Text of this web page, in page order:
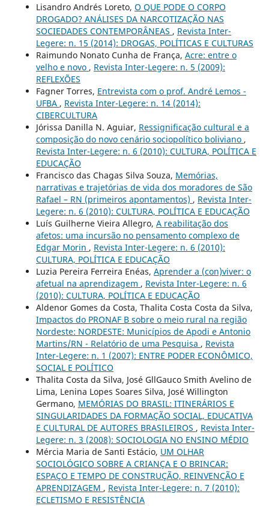
Lisandro Andrés Loreto, O QUE PODE O CORPO
DROGADO? ANÁLISES DA NARCOTIZAÇÃO NAS
SOCIEDADES CONTEMPORÂNEAS , Revista Inter-
Legere: n. 15 (2014): DROGAS, POLÍTICAS E CULTURAS
Raimundo Nonato Cunha de França, Acre: entre o
velho e novo , Revista Inter-Legere: n. 5 (2009):
REFLEXÕES
Fagner Torres, Entrevista com o prof. André Lemos -
UFBA , Revista Inter-Legere: n. 14 (2014):
CIBERCULTURA
Jórissa Danilla N. Aguiar, Ressignificação cultural e a
composição do novo cenário sociopolítico boliviano ,
Revista Inter-Legere: n. 6 (2010): CULTURA, POLÍTICA E
EDUCAÇÃO
Francisco das Chagas Silva Souza, Memórias,
narrativas e trajetórias de vida dos moradores de São
Rafael – RN (primeiros apontamentos) , Revista Inter-
Legere: n. 6 (2010): CULTURA, POLÍTICA E EDUCAÇÃO
Luís Guilherne Vieira Allegro, A reabilitação dos
afetos: uma incursão no pensamento complexo de
Edgar Morin , Revista Inter-Legere: n. 6 (2010):
CULTURA, POLÍTICA E EDUCAÇÃO
Luzia Pereira Ferreira Enéas, Aprender a (con)viver: o
afetual na aprendizagem , Revista Inter-Legere: n. 6
(2010): CULTURA, POLÍTICA E EDUCAÇÃO
Aldenor Gomes da Costa, Thalita Costa Costa da Silva,
Impactos do PRONAF B sobre o meio rural na região
Nordeste: NORDESTE: Municípios de Apodi e Antonio
Martins/RN - Relatório de uma Pesquisa , Revista
Inter-Legere: n. 1 (2007): ENTRE PODER ECONÔMICO,
SOCIAL E POLÍTICO
Thalita Costa da Silva, José GllGauco Smith Avelino de
Lima, Lenina Lopes Soares Silva, José Willington
Germano, MEMÓRIAS DO BRASIL: ITINERÁRIOS E
SINGULARIDADES DA FORMAÇÃO SOCIAL, EDUCATIVA
E CULTURAL DE AUTORES BRASILEIROS , Revista Inter-
Legere: n. 3 (2008): SOCIOLOGIA NO ENSINO MÉDIO
Mércia Maria de Santi Estácio, UM OLHAR
SOCIOLÓGICO SOBRE A CRIANÇA E O BRINCAR:
ESPAÇO E TEMPO DE CONSTRUÇÃO, REINVENÇÃO E
APRENDIZAGEM , Revista Inter-Legere: n. 7 (2010):
ECLETISMO E RESISTÊNCIA